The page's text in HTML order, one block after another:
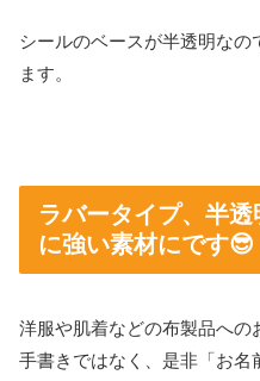
シールのベースが半透明な
ます。
ラバータイプ、半
に強い素材にです😎
洋服や肌着などの布製品への
手書きではなく、是非「お名